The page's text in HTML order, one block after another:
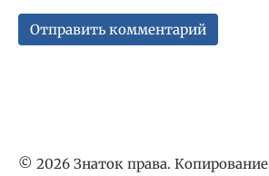
© 2026 Знаток права. Копирование